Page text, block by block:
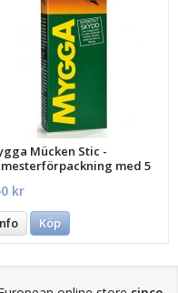
Mücken Stic -
med 5
kr
Köp